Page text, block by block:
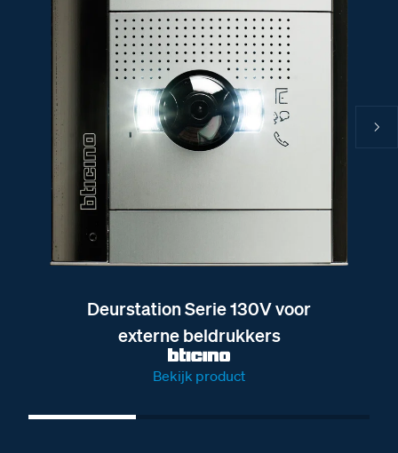
Deurstation Serie 130V voor
externe beldrukkers
Bekijk product